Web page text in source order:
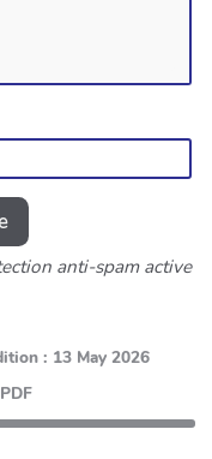
anti-spam active
: 13 May 2026
PDF